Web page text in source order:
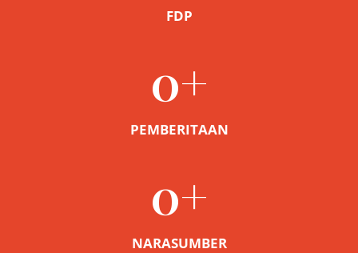
FDP
PEMBERITAAN
0+
NARASUMBER
0+